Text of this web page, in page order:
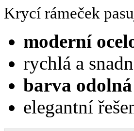
Krycí rámeček
moderní
rychlá a
barva
elegantní